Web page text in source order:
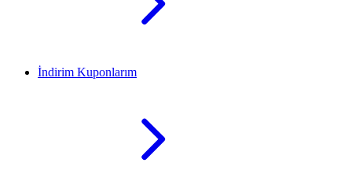
İndirim Kuponlarım